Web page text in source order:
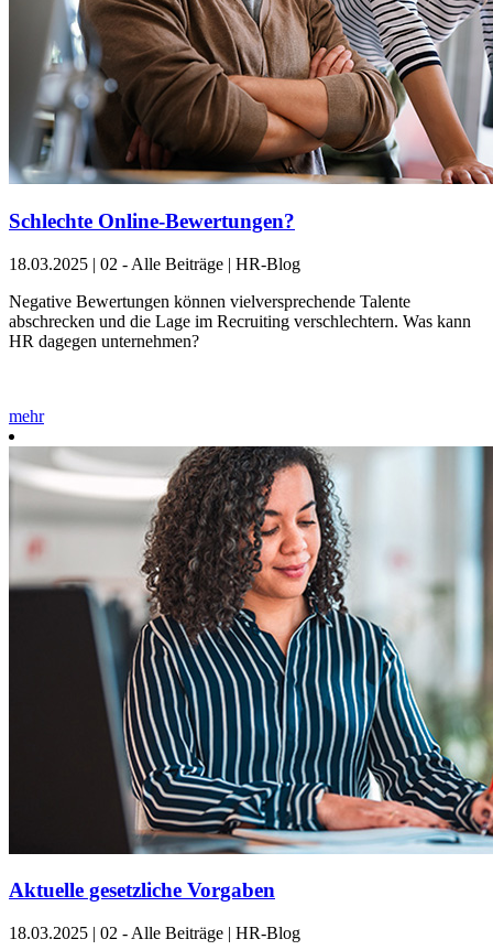
Schlechte Online-Bewertungen?
18.03.2025 | 02 - Alle Beiträge | HR-Blog
Negative Bewertungen können vielversprechende Talente
abschrecken und die Lage im Recruiting verschlechtern. Was kann
HR dagegen unternehmen?
mehr
Aktuelle gesetzliche Vorgaben
18.03.2025 | 02 - Alle Beiträge | HR-Blog